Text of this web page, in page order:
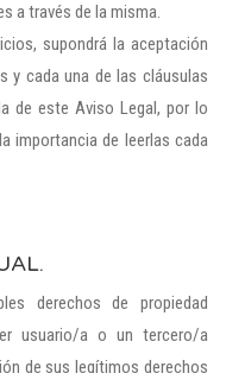
a través de la misma.
supondrá la aceptación
y cada una de las cláusulas
de este Aviso Legal, por lo
importancia de leerlas cada
derechos de propiedad
usuario/a o un tercero/a
de sus legítimos derechos